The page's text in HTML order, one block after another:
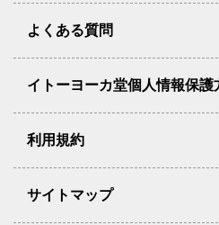
よくある質問
イトーヨーカ堂個人情報保護
利用規約
サイトマップ